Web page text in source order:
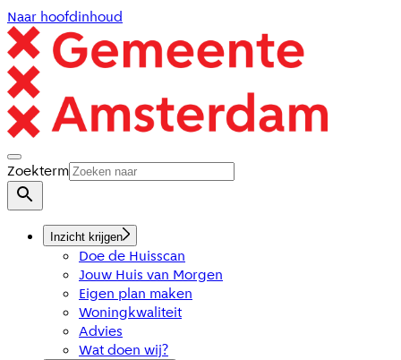
Naar hoofdinhoud
Zoekterm
Inzicht krijgen
Doe de Huisscan
Jouw Huis van Morgen
Eigen plan maken
Woningkwaliteit
Advies
Wat doen wij?